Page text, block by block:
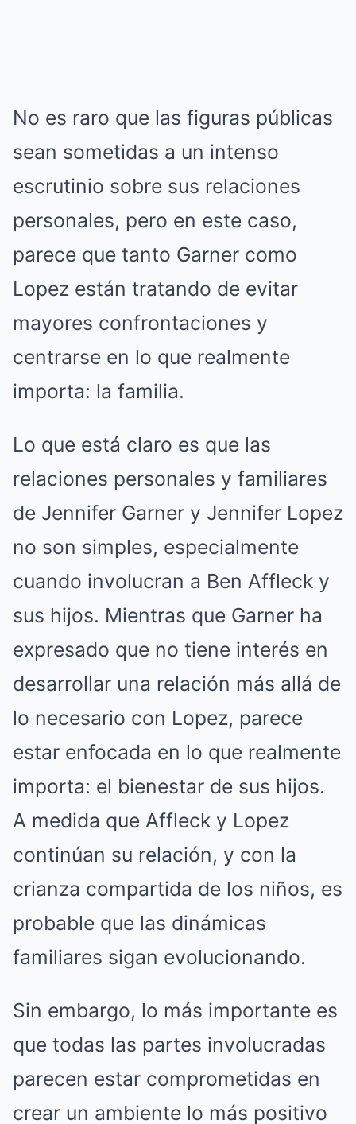
No es raro que las figuras públicas
sean sometidas a un intenso
escrutinio sobre sus relaciones
personales, pero en este caso,
parece que tanto Garner como
Lopez están tratando de evitar
mayores confrontaciones y
centrarse en lo que realmente
importa: la familia.
Lo que está claro es que las
relaciones personales y familiares
de Jennifer Garner y Jennifer Lopez
no son simples, especialmente
cuando involucran a Ben Affleck y
sus hijos. Mientras que Garner ha
expresado que no tiene interés en
desarrollar una relación más allá de
lo necesario con Lopez, parece
estar enfocada en lo que realmente
importa: el bienestar de sus hijos.
A medida que Affleck y Lopez
continúan su relación, y con la
crianza compartida de los niños, es
probable que las dinámicas
familiares sigan evolucionando.
Sin embargo, lo más importante es
que todas las partes involucradas
parecen estar comprometidas en
crear un ambiente lo más positivo